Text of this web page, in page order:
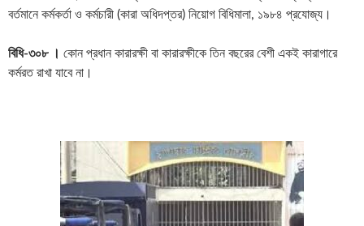
বর্তমানে কর্মকর্তা ও কর্মচারী (কারা অধিদপ্তর) নিয়োগ বিধিমালা, ১৯৮৪ প্রযোজ্য।
বিধি-৩০৮ । কোন প্রধান কারারক্ষী বা কারারক্ষীকে তিন বছরের বেশী একই কারাগারে
কর্মরত রাখা যাবে না।